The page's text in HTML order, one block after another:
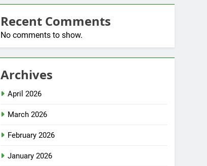
Recent Comments
No comments to show.
Archives
April 2026
March 2026
February 2026
January 2026